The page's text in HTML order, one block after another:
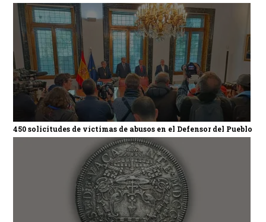
450 solicitudes de víctimas de abusos en el Defensor del Pueblo